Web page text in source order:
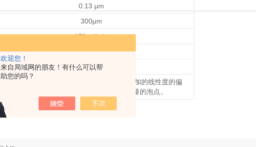
欢迎您！
来自局域网的朋友！有什么可以帮
助您的吗？
0.13 μm
300μm
150 ml/min
BP dPL和BP x-ml
取决于润湿液
BP dPL 是泡点，测量为与用户定义的压力增加的线性度的偏
差。 BP x-ml 是在用户定义的流速下测量的泡点。